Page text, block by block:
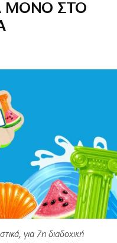
ΜΟΝΟ ΣΤΟ
για 7η διαδοχική